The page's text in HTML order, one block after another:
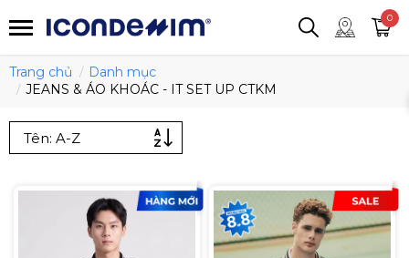
0
Trang chủ
Danh mục
JEANS & ÁO KHOÁC - IT SET UP CTKM